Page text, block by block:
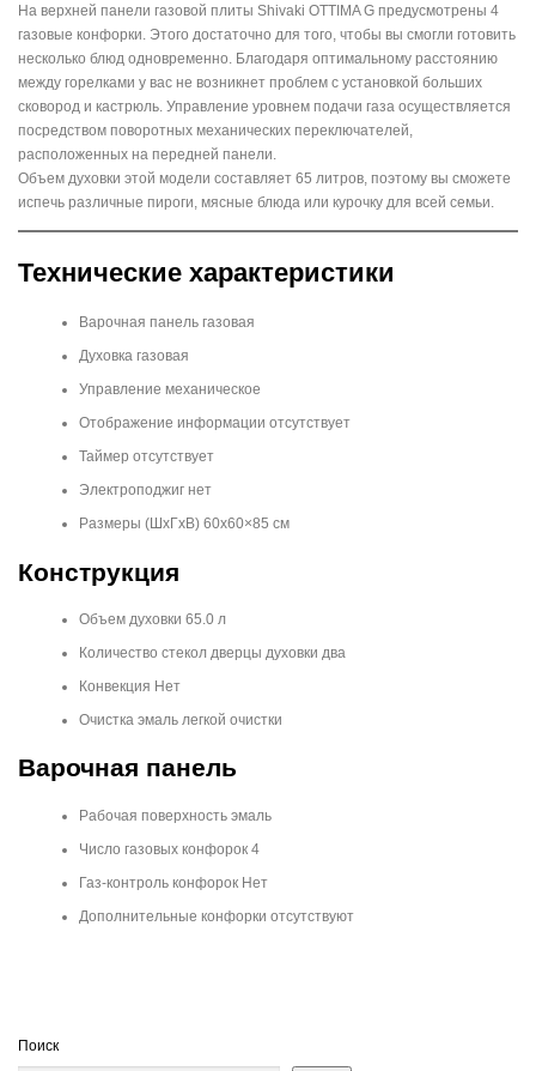
На верхней панели газовой плиты Shivaki OTTIMA G предусмотрены 4
газовые конфорки. Этого достаточно для того, чтобы вы смогли готовить
несколько блюд одновременно. Благодаря оптимальному расстоянию
между горелками у вас не возникнет проблем с установкой больших
сковород и кастрюль. Управление уровнем подачи газа осуществляется
посредством поворотных механических переключателей,
расположенных на передней панели.
Объем духовки этой модели составляет 65 литров, поэтому вы сможете
испечь различные пироги, мясные блюда или курочку для всей семьи.
Технические характеристики
Варочная панель газовая
Духовка газовая
Управление механическое
Отображение информации отсутствует
Таймер отсутствует
Электроподжиг нет
Размеры (ШхГхВ) 60х60×85 cм
Конструкция
Объем духовки 65.0 л
Количество стекол дверцы духовки два
Конвекция Нет
Очистка эмаль легкой очистки
Варочная панель
Рабочая поверхность эмаль
Число газовых конфорок 4
Газ-контроль конфорок Нет
Дополнительные конфорки отсутствуют
Поиск